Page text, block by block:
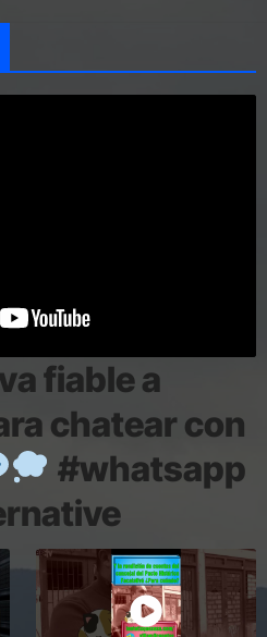
fiable a
chatear con
#whatsapp